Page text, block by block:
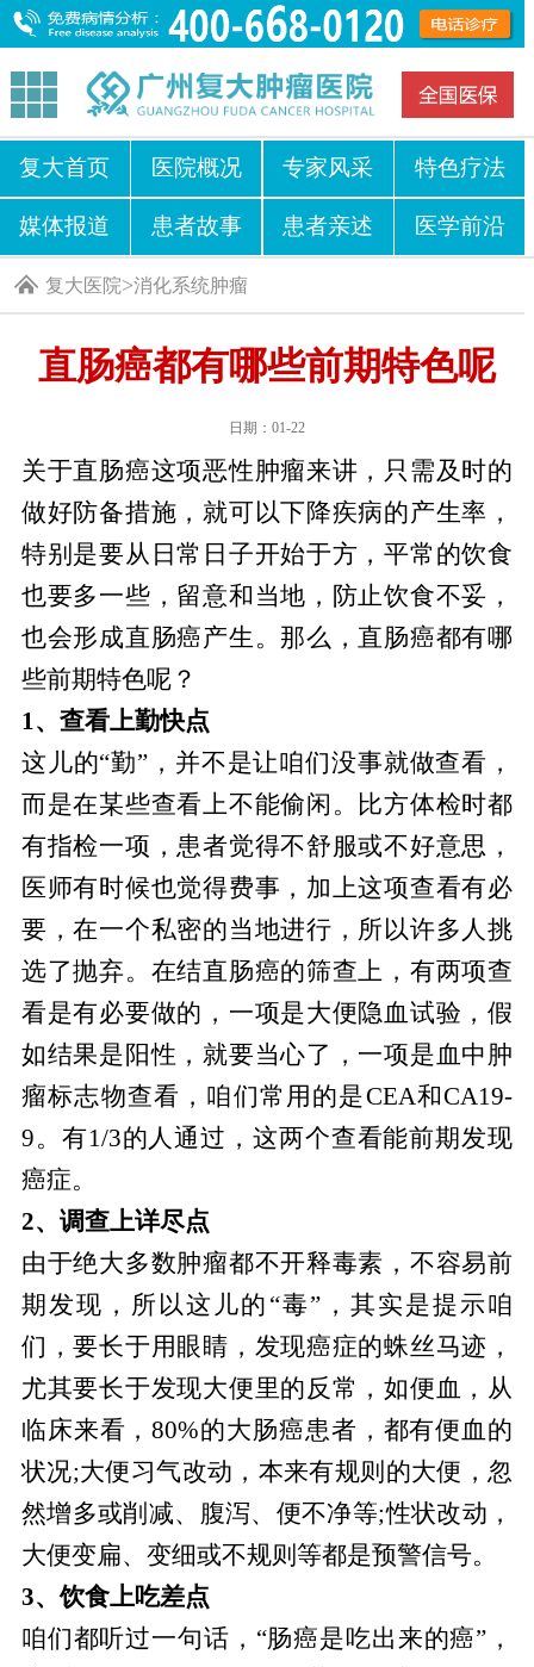
复大首页 医院概况 专家风采 特色疗法
媒体报道 患者故事 患者亲述 医学前沿
复大医院>消化系统肿瘤
直肠癌都有哪些前期特色呢
日期：01-22
关于直肠癌这项恶性肿瘤来讲，只需及时的
做好防备措施，就可以下降疾病的产生率，
特别是要从日常日子开始于方，平常的饮食
也要多一些，留意和当地，防止饮食不妥，
也会形成直肠癌产生。那么，直肠癌都有哪
些前期特色呢？
1、查看上勤快点
这儿的“勤”，并不是让咱们没事就做查看，
而是在某些查看上不能偷闲。比方体检时都
有指检一项，患者觉得不舒服或不好意思，
医师有时候也觉得费事，加上这项查看有必
要，在一个私密的当地进行，所以许多人挑
选了抛弃。在结直肠癌的筛查上，有两项查
看是有必要做的，一项是大便隐血试验，假
如结果是阳性，就要当心了，一项是血中肿
瘤标志物查看，咱们常用的是CEA和CA19-
9。有1/3的人通过，这两个查看能前期发现
癌症。
2、调查上详尽点
由于绝大多数肿瘤都不开释毒素，不容易前
期发现，所以这儿的“毒”，其实是提示咱
们，要长于用眼睛，发现癌症的蛛丝马迹，
尤其要长于发现大便里的反常，如便血，从
临床来看，80%的大肠癌患者，都有便血的
状况;大便习气改动，本来有规则的大便，忽
然增多或削减、腹泻、便不净等;性状改动，
大便变扁、变细或不规则等都是预警信号。
3、饮食上吃差点
咱们都听过一句话，“肠癌是吃出来的癌”，